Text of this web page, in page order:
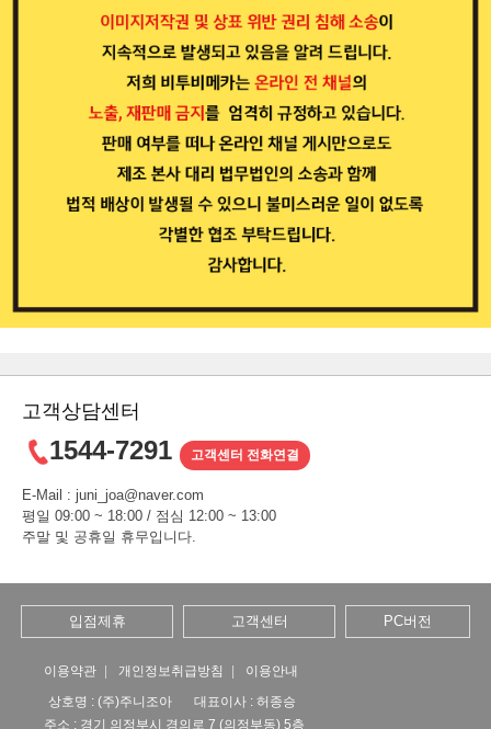
고객상담센터
1544-7291 고객센터 전화연결
E-Mail : juni_joa@naver.com
평일 09:00 ~ 18:00 / 점심 12:00 ~ 13:00
주말 및 공휴일 휴무입니다.
입점제휴 고객센터 PC버전
이용약관 개인정보취급방침
이용안내
상호명 : (주)주니조아
대표이사 : 허종승
주소 : 경기 의정부시 경의로 7 (의정부동) 5층